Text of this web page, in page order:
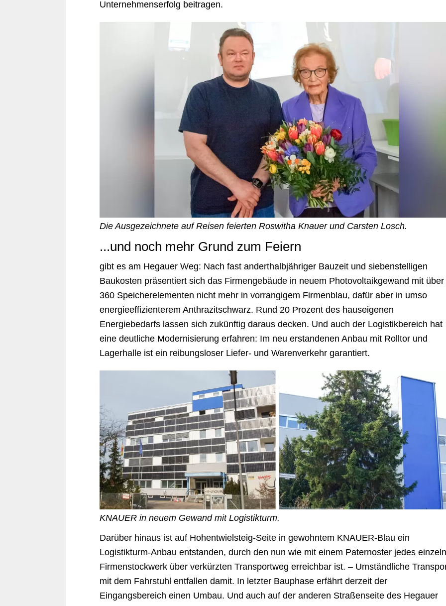
Unternehmenserfolg beitragen.
Die Ausgezeichnete auf Reisen feierten Roswitha Knauer und Carsten Losch.
...und noch mehr Grund zum Feiern
gibt es am Hegauer Weg: Nach fast anderthalbjähriger Bauzeit und siebenstelligen
Baukosten präsentiert sich das Firmengebäude in neuem Photovoltaikgewand mit über
360 Speicherelementen nicht mehr in vorrangigem Firmenblau, dafür aber in umso
energieeffizienterem Anthrazitschwarz. Rund 20 Prozent des hauseigenen
Energiebedarfs lassen sich zukünftig daraus decken. Und auch der Logistikbereich hat
eine deutliche Modernisierung erfahren: Im neu erstandenen Anbau mit Rolltor und
Lagerhalle ist ein reibungsloser Liefer- und Warenverkehr garantiert.
KNAUER in neuem Gewand mit Logistikturm.
Darüber hinaus ist auf Hohentwielsteig-Seite in gewohntem KNAUER-Blau ein
Logistikturm-Anbau entstanden, durch den nun wie mit einem Paternoster jedes
Firmenstockwerk über verkürzten Transportweg erreichbar ist. – Umständliche
mit dem Fahrstuhl entfallen damit. In letzter Bauphase erfährt derzeit der
Eingangsbereich einen Umbau. Und auch auf der anderen Straßenseite des Hegauer